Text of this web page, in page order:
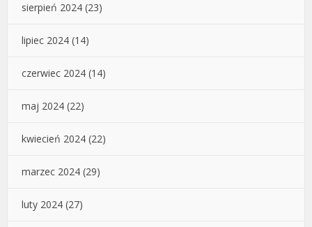
sierpień 2024 (23)
lipiec 2024 (14)
czerwiec 2024 (14)
maj 2024 (22)
kwiecień 2024 (22)
marzec 2024 (29)
luty 2024 (27)